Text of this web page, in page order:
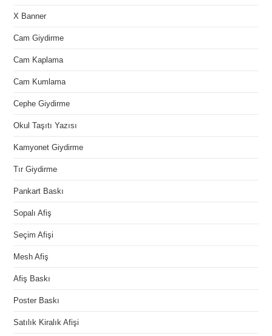
X Banner
Cam Giydirme
Cam Kaplama
Cam Kumlama
Cephe Giydirme
Okul Taşıtı Yazısı
Kamyonet Giydirme
Tır Giydirme
Pankart Baskı
Sopalı Afiş
Seçim Afişi
Mesh Afiş
Afiş Baskı
Poster Baskı
Satılık Kiralık Afişi